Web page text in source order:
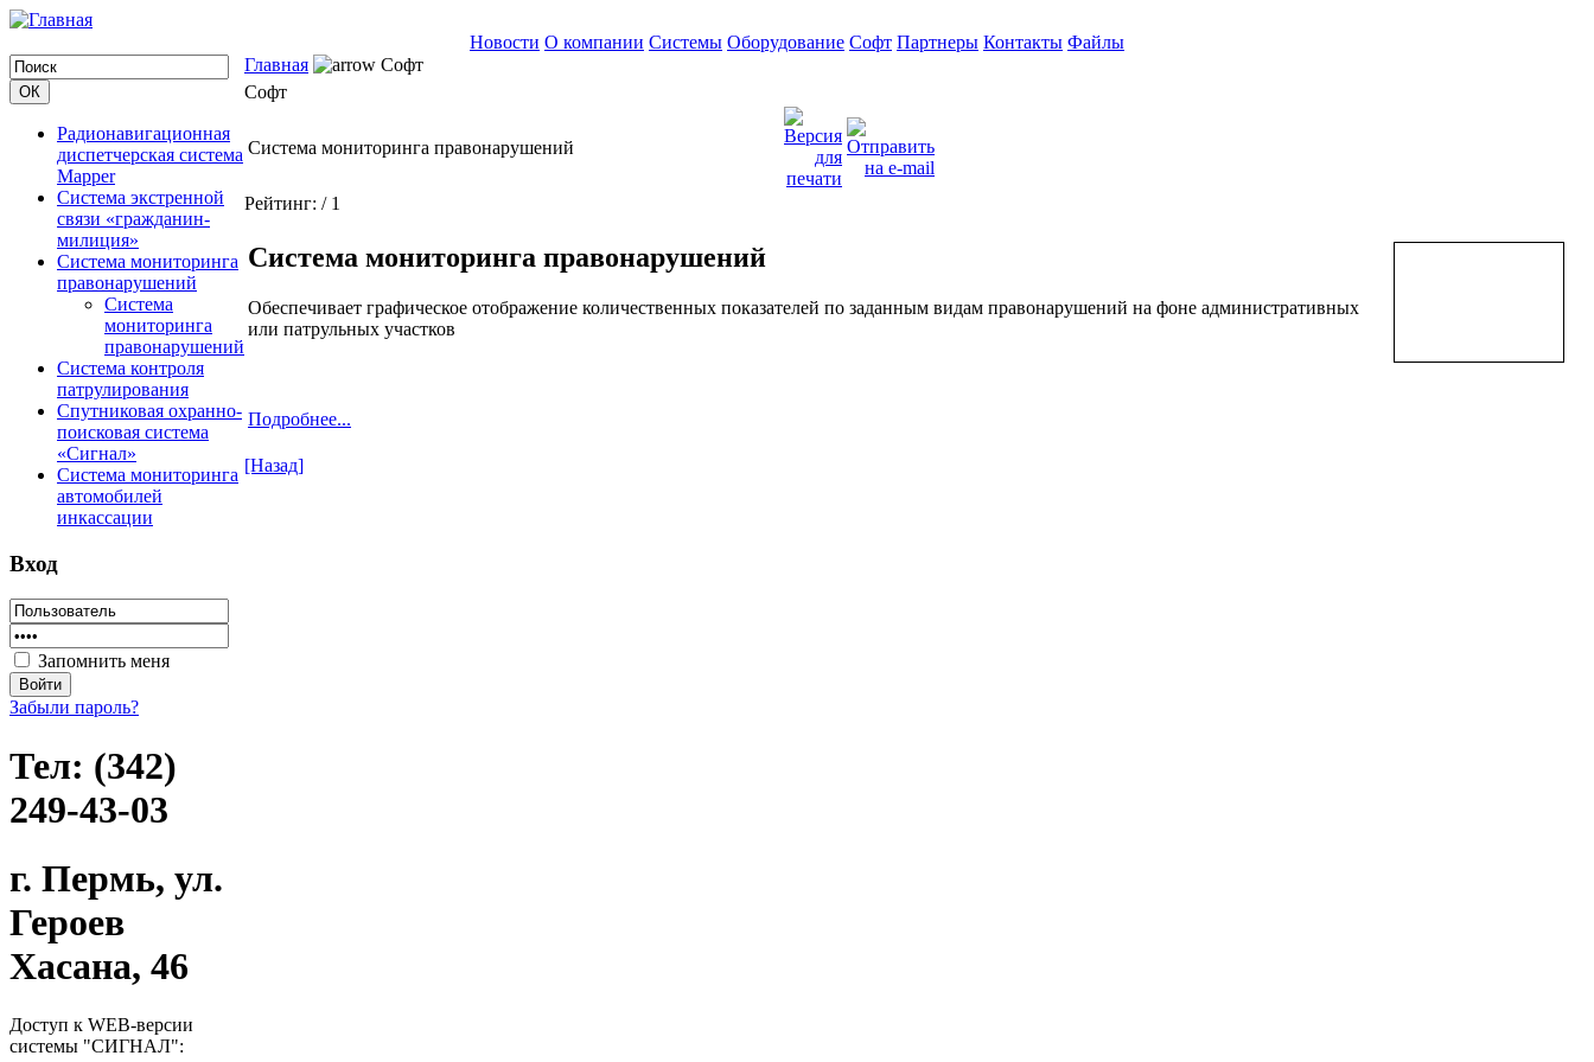
Новости О компании Системы Оборудование Софт Партнеры Контакты Файлы
Радионавигационная
диспетчерская система
Mapper
Система экстренной
связи «гражданин-
милиция»
Система мониторинга
правонарушений
Система
мониторинга
правонарушений
Система контроля
патрулирования
Спутниковая охранно-
поисковая система
«Сигнал»
Система мониторинга
автомобилей
инкассации
Вход
Запомнить меня
Забыли пароль?
Тел: (342)
249-43-03
г. Пермь, ул.
Героев
Хасана, 46
Доступ к WEB-версии
системы "СИГНАЛ":
Главная
Софт
Софт
Система мониторинга правонарушений
Рейтинг: / 1
Система мониторинга правонарушений
Обеспечивает графическое отображение количественных показателей по заданным видам правонарушений на фоне административных
или патрульных участков
Подробнее...
[Назад]